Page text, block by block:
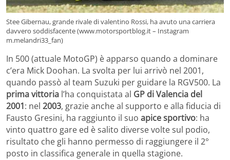
Stee Gibernau, grande rivale di valentino Rossi, ha avuto una carriera
davvero soddisfacente (www.motorsportblog.it – Instagram
m.melandri33_fan)
In 500 (attuale MotoGP) è apparso quando a dominare
c’era Mick Doohan. La svolta per lui arrivò nel 2001,
quando passò al team Suzuki per guidare la RGV500. La
prima vittoria l’ha conquistata al GP di Valencia del
2001: nel 2003, grazie anche al supporto e alla fiducia di
Fausto Gresini, ha raggiunto il suo apice sportivo: ha
vinto quattro gare ed è salito diverse volte sul podio,
risultato che gli hanno permesso di raggiungere il 2°
posto in classifica generale in quella stagione.